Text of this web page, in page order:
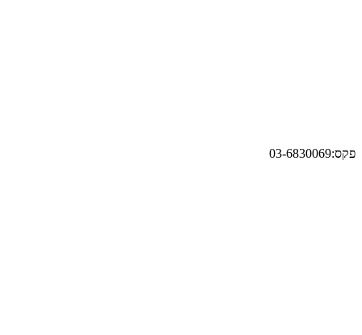
פקס:03-6830069